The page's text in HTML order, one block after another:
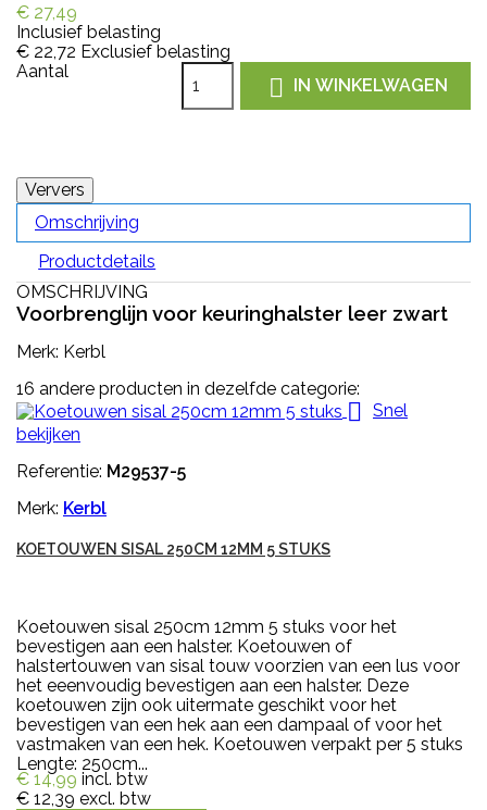
€ 27,49
Inclusief belasting
€ 22,72 Exclusief belasting
Aantal
 IN WINKELWAGEN
Omschrijving
Productdetails
OMSCHRIJVING
Voorbrenglijn voor keuringhalster leer zwart
Merk: Kerbl
16 andere producten in dezelfde categorie:
 Snel
bekijken
Referentie: M29537-5
Merk: Kerbl
KOETOUWEN SISAL 250CM 12MM 5 STUKS
Koetouwen sisal 250cm 12mm 5 stuks voor het
bevestigen aan een halster. Koetouwen of
halstertouwen van sisal touw voorzien van een lus voor
het eeenvoudig bevestigen aan een halster. Deze
koetouwen zijn ook uitermate geschikt voor het
bevestigen van een hek aan een dampaal of voor het
vastmaken van een hek. Koetouwen verpakt per 5 stuks
Lengte: 250cm...
€ 14,99 incl. btw
€ 12,39 excl. btw